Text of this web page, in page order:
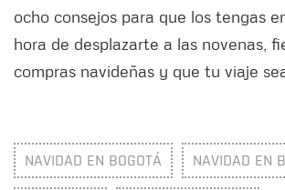
ocho consejos para que los tengas
hora de desplazarte a las novenas,
compras navideñas y que tu viaje
NAVIDAD EN BOGOTÁ NAVIDAD EN